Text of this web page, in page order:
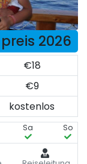
2026
€18
€9
kostenlos
Sa So